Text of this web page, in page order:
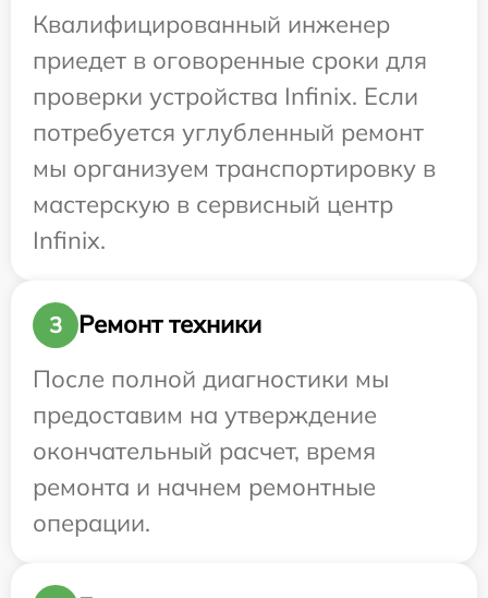
Квалифицированный инженер
приедет в оговоренные сроки для
проверки устройства Infinix. Если
потребуется углубленный ремонт
мы организуем транспортировку в
мастерскую в сервисный центр
Infinix.
3
Ремонт техники
После полной диагностики мы
предоставим на утверждение
окончательный расчет, время
ремонта и начнем ремонтные
операции.